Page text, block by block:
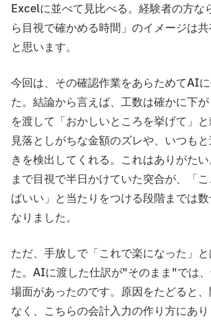
Excelに並べて見比べる。経験者の方な
ら目視で確かめる時間」のイメージは
と思います。
今回は、その確認作業をあらためてAI
た。結論から言えば、工数は確かに下
を渡して「おかしいところを挙げて」
見落としがちな金額のズレや、いつも
きを検出してくれる。これはありがた
まで目視で半日かけていた突合が、「
ばいい」と当たりをつける段階までは
なりました。
ただ、手放しで「これで楽になった」
た。AIに渡した仕訳が"そのまま"では
場面があったのです。原因をたどると
なく、こちらの会計入力の作り方にあり